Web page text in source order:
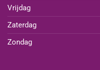
Vrijdag
Zaterdag
Zondag